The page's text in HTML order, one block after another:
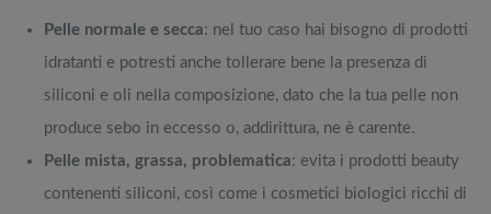
Pelle normale e secca: nel tuo caso hai bisogno di prodotti
idratanti e potresti anche tollerare bene la presenza di
siliconi e oli nella composizione, dato che la tua pelle non
produce sebo in eccesso o, addirittura, ne è carente.
Pelle mista, grassa, problematica: evita i prodotti beauty
contenenti siliconi, così come i cosmetici biologici ricchi di